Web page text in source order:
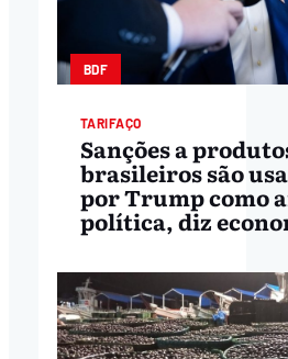
BDF
TARIFAÇO
Sanções a
brasileiros são
por Trump como
política, diz